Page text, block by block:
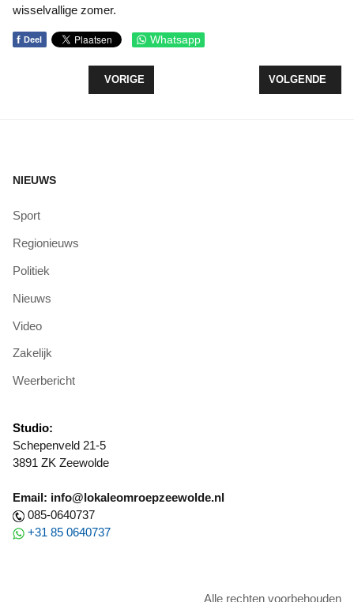
wisselvallige zomer.
f Deel Whatsapp
VORIG ARTIKEL: SCHOLEN GEZOCHT VOOR
VORIGE VOLGENDE
VOLGENDE
NIEUWS
Sport
Regionieuws
Politiek
Nieuws
Video
Zakelijk
Weerbericht
Studio:
Schepenveld 21-5
3891 ZK Zeewolde
Email: info@lokaleomroepzeewolde.nl
085-0640737
+31 85 0640737
Alle rechten voorbehouden